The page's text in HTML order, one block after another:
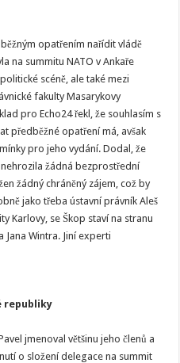
opatřením nařídit vládě
na summitu NATO v Ankaře
scéně, ale také mezi
fakulty Masarykovy
pro Echo24 řekl, že souhlasím s
předběžné opatření má, avšak
pro jeho vydání. Dodal, že
žádná bezprostřední
žádný chráněný zájem, což by
jako třeba ústavní právník Aleš
Karlovy, se Škop staví na stranu
Wintra. Jiní experti
republiky
jmenoval většinu jeho členů a
o složení delegace na summit